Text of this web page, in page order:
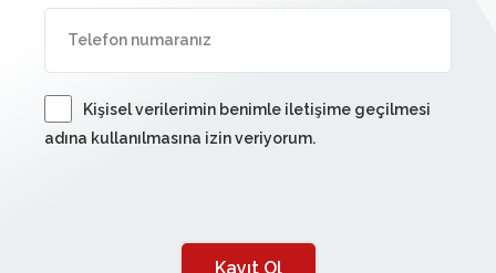
Kişisel verilerimin benimle iletişime geçilmesi
adına kullanılmasına izin veriyorum.
Kayıt Ol